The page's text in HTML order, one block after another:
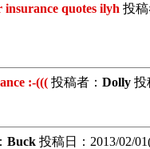
insurance quotes ilyh 投稿
:-((( 投稿者： Dolly投
Buck投稿日：2013/02/